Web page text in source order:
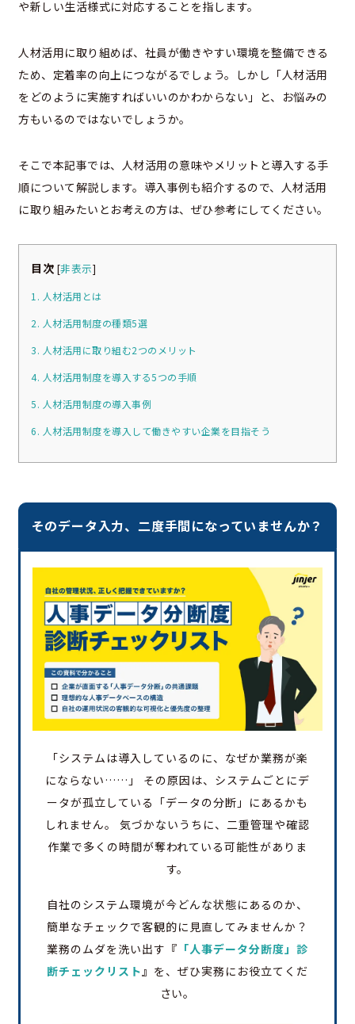
や新しい生活様式に対応することを指します。
人材活用に取り組めば、社員が働きやすい環境を整備できる
ため、定着率の向上につながるでしょう。しかし「人材活用
をどのように実施すればいいのかわからない」と、お悩みの
方もいるのではないでしょうか。
そこで本記事では、人材活用の意味やメリットと導入する手
順について解説します。導入事例も紹介するので、人材活用
に取り組みたいとお考えの方は、ぜひ参考にしてください。
目次 [非表示]
1. 人材活用とは
2. 人材活用制度の種類5選
3. 人材活用に取り組む2つのメリット
4. 人材活用制度を導入する5つの手順
5. 人材活用制度の導入事例
6. 人材活用制度を導入して働きやすい企業を目指そう
そのデータ入力、二度手間になっていませんか？
「システムは導入しているのに、なぜか業務が楽
にならない……」 その原因は、システムごとにデ
ータが孤立している「データの分断」にあるかも
しれません。 気づかないうちに、二重管理や確認
作業で多くの時間が奪われている可能性がありま
す。
自社のシステム環境が今どんな状態にあるのか、
簡単なチェックで客観的に見直してみませんか？
業務のムダを洗い出す 『 「人事データ分断度」診
断チェックリスト 』 を、ぜひ実務にお役立てくだ
さい。